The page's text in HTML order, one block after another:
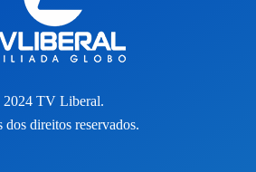
2024 TV Liberal.
dos direitos reservados.